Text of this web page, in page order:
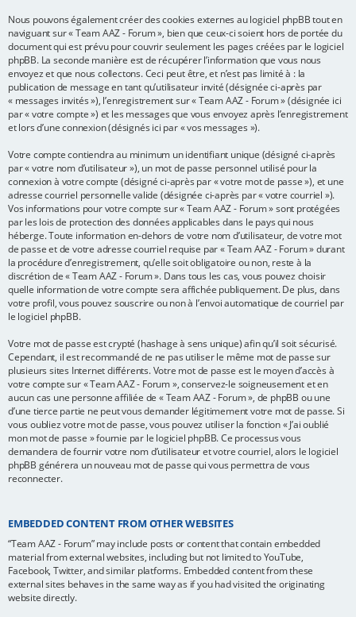
Nous pouvons également créer des cookies externes au logiciel phpBB tout en
naviguant sur « Team AAZ - Forum », bien que ceux-ci soient hors de portée du
document qui est prévu pour couvrir seulement les pages créées par le logiciel
phpBB. La seconde manière est de récupérer l’information que vous nous
envoyez et que nous collectons. Ceci peut être, et n’est pas limité à : la
publication de message en tant qu’utilisateur invité (désignée ci-après par
« messages invités »), l’enregistrement sur « Team AAZ - Forum » (désignée ici
par « votre compte ») et les messages que vous envoyez après l’enregistrement
et lors d’une connexion (désignés ici par « vos messages »).
Votre compte contiendra au minimum un identifiant unique (désigné ci-après
par « votre nom d’utilisateur »), un mot de passe personnel utilisé pour la
connexion à votre compte (désigné ci-après par « votre mot de passe »), et une
adresse courriel personnelle valide (désignée ci-après par « votre courriel »).
Vos informations pour votre compte sur « Team AAZ - Forum » sont protégées
par les lois de protection des données applicables dans le pays qui nous
héberge. Toute information en-dehors de votre nom d’utilisateur, de votre mot
de passe et de votre adresse courriel requise par « Team AAZ - Forum » durant
la procédure d’enregistrement, qu’elle soit obligatoire ou non, reste à la
discrétion de « Team AAZ - Forum ». Dans tous les cas, vous pouvez choisir
quelle information de votre compte sera affichée publiquement. De plus, dans
votre profil, vous pouvez souscrire ou non à l’envoi automatique de courriel par
le logiciel phpBB.
Votre mot de passe est crypté (hashage à sens unique) afin qu’il soit sécurisé.
Cependant, il est recommandé de ne pas utiliser le même mot de passe sur
plusieurs sites Internet différents. Votre mot de passe est le moyen d’accès à
votre compte sur « Team AAZ - Forum », conservez-le soigneusement et en
aucun cas une personne affiliée de « Team AAZ - Forum », de phpBB ou une
d’une tierce partie ne peut vous demander légitimement votre mot de passe. Si
vous oubliez votre mot de passe, vous pouvez utiliser la fonction « J’ai oublié
mon mot de passe » fournie par le logiciel phpBB. Ce processus vous
demandera de fournir votre nom d’utilisateur et votre courriel, alors le logiciel
phpBB générera un nouveau mot de passe qui vous permettra de vous
reconnecter.
EMBEDDED CONTENT FROM OTHER WEBSITES
“Team AAZ - Forum” may include posts or content that contain embedded
material from external websites, including but not limited to YouTube,
Facebook, Twitter, and similar platforms. Embedded content from these
external sites behaves in the same way as if you had visited the originating
website directly.